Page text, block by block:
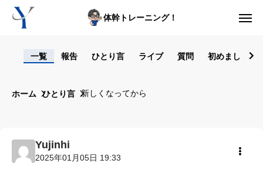
体幹トレーニング！
一覧 報告 ひとり言 ライブ 質問 初めまして！
ホーム ひとり言 新しくなってから
Yujinhi
2025年01月05日 19:33
ライブレッスン